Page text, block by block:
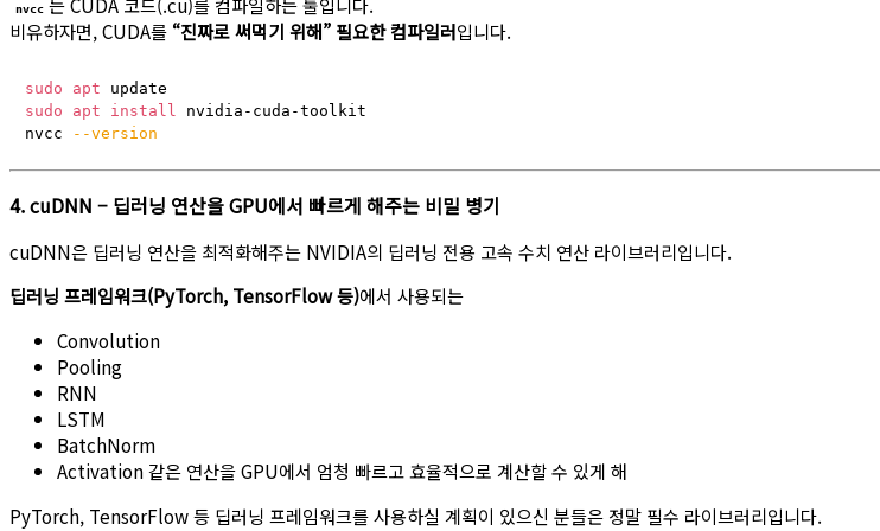
nvcc
비유하자면, CUDA를 “진짜로 써먹기 위해” 필요한 컴파일러입니다.
sudo apt
sudo
apt install
nvidia-cuda-toolkit
nvcc
--version
4. cuDNN – 딥러닝 연산을 GPU에서 빠르게 해주는 비밀 병기
cuDNN은 딥러닝 연산을 최적화해주는 NVIDIA의 딥러닝 전용 고속 수치 연산 라이브러리입니다.
딥러닝 프레임워크(PyTorch, TensorFlow 등)에서 사용되는
Convolution
Pooling
RNN
LSTM
BatchNorm
Activation 같은 연산을 GPU에서 엄청 빠르고 효율적으로 계산할 수 있게 해
PyTorch, TensorFlow 등 딥러닝 프레임워크를 사용하실 계획이 있으신 분들은 정말 필수 라이브러리입니다.